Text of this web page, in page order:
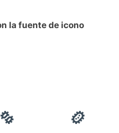
la fuente de icono